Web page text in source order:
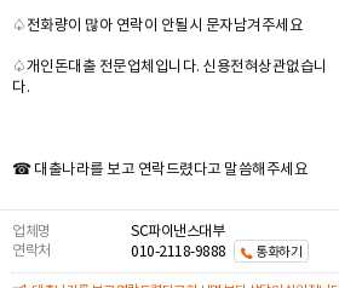
♤전화량이 많아 연락이 안될시 문자남겨주세요
♤개인돈대출 전문업체입니다. 신용전혀상관없습니
다.
☎ 대출나라를 보고 연락드렸다고 말씀해주세요
업체명
SC파이낸스대부
연락처
010-2118-9888 통화하기